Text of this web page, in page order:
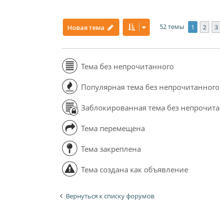
Новая тема 52 темы 1 2 3
Тема без непрочитанного
Популярная тема без непрочитанного
Заблокированная тема без
Тема перемещена
Тема закреплена
Тема создана как объявление
Вернуться к списку форумов